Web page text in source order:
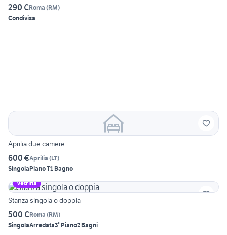
290 €Roma (RM)
Condivisa
Aprilia due camere
600 €Aprilia (LT)
SingolaPiano T1 Bagno
Vetrina
Stanza singola o doppia
500 €Roma (RM)
SingolaArredata3° Piano2 Bagni